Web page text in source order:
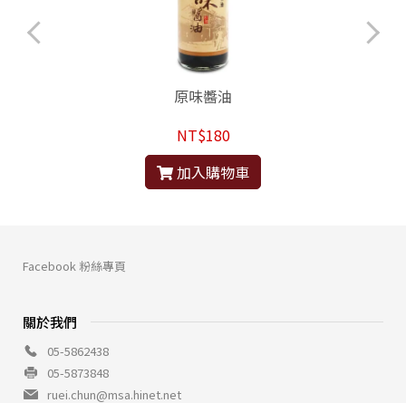
原味醬油
NT$180
加入購物車
關於我們
05-5862438
05-5873848
ruei.chun@msa.hinet.net
Facebook 粉絲專頁